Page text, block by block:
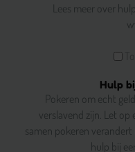
Lees meer over
Hulp
Pokeren om echt
verslavend zijn. Let
samen pokeren verandert
hulp bij